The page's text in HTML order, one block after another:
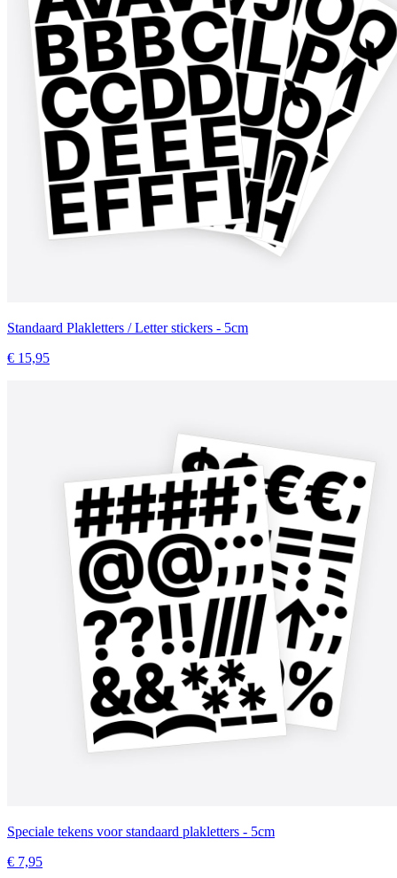
Standaard Plakletters / Letter stickers - 5cm
€ 15,95
Speciale tekens voor standaard plakletters - 5cm
€ 7,95